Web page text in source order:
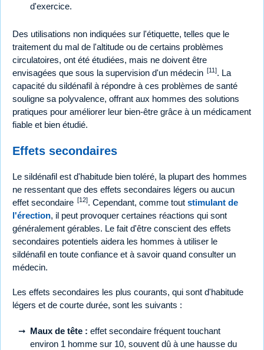
d'exercice.
Des utilisations non indiquées sur l'étiquette, telles que le
traitement du mal de l'altitude ou de certains problèmes
circulatoires, ont été étudiées, mais ne doivent être
envisagées que sous la supervision d'un médecin [11]. La
capacité du sildénafil à répondre à ces problèmes de santé
souligne sa polyvalence, offrant aux hommes des solutions
pratiques pour améliorer leur bien-être grâce à un médicament
fiable et bien étudié.
Effets secondaires
Le sildénafil est d'habitude bien toléré, la plupart des hommes
ne ressentant que des effets secondaires légers ou aucun
effet secondaire [12]. Cependant, comme tout stimulant de
l'érection, il peut provoquer certaines réactions qui sont
généralement gérables. Le fait d'être conscient des effets
secondaires potentiels aidera les hommes à utiliser le
sildénafil en toute confiance et à savoir quand consulter un
médecin.
Les effets secondaires les plus courants, qui sont d'habitude
légers et de courte durée, sont les suivants :
Maux de tête : effet secondaire fréquent touchant
environ 1 homme sur 10, souvent dû à une hausse du